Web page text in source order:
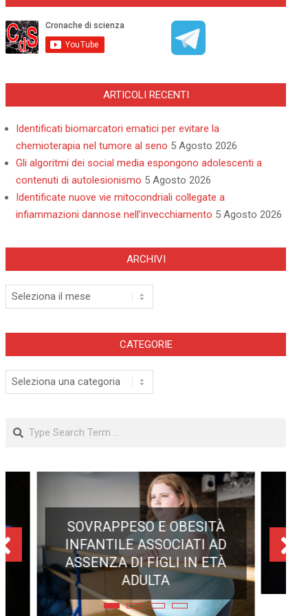
ARTICOLI RECENTI
Identificati biomarcatori ematici per evitare la
chemioterapia nel tumore al seno 5 Agosto 2026
Gli algoritmi dei social media espongono adolescenti a
contenuti di autolesionismo 5 Agosto 2026
Identificate nuove vie mitocondriali collegate a
infiammazioni dannose nell’invecchiamento 5 Agosto 2026
ARCHIVI
Archivi
CATEGORIE
Categorie
Search
ECLISSE TOTALE DEL 12
AGOSTO 2026: DOVE SI
POTRÀ VEDERE